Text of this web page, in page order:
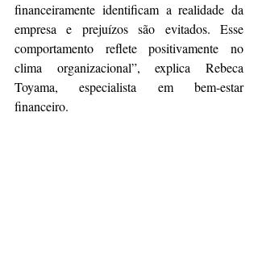
financeiramente identificam a realidade da
empresa e prejuízos são evitados. Esse
comportamento reflete positivamente no
clima organizacional”, explica Rebeca
Toyama, especialista em bem-estar
financeiro.